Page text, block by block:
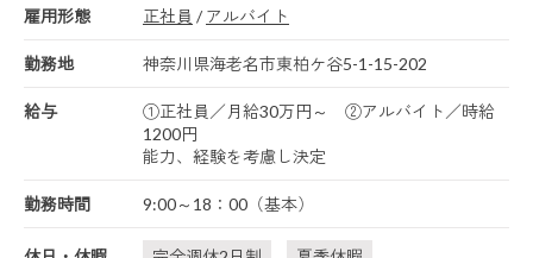
雇用形態 正社員 / アルバイト
勤務地 神奈川県海老名市東柏ケ谷5-1-15-202
給与
①正社員／月給30万円～ ②アルバイト／時給
1200円
能力、経験を考慮し決定
勤務時間 9:00～18：00（基本）